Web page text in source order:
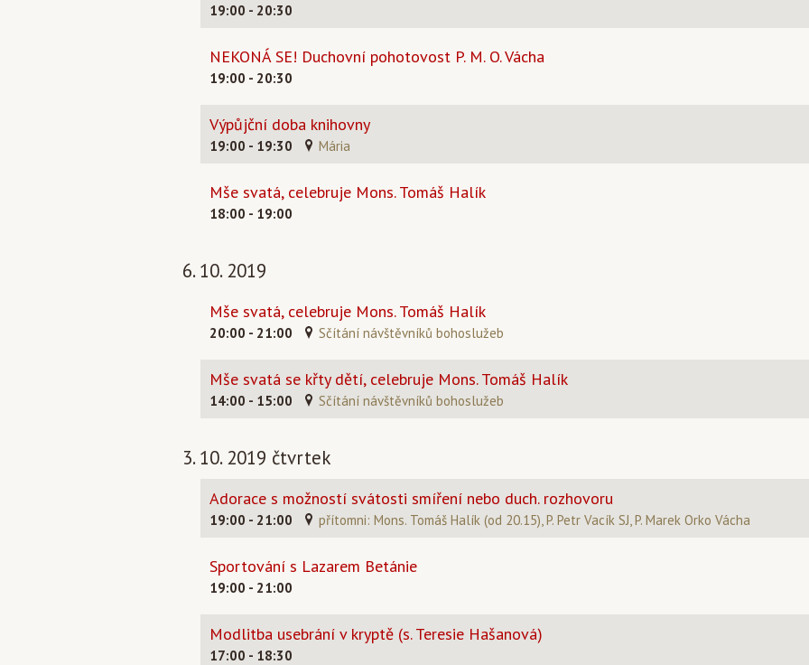
19:00 - 20:30
NEKONÁ SE! Duchovní pohotovost P. M. O. Vácha
19:00 - 20:30
Výpůjční doba knihovny
19:00 - 19:30 Mária
Mše svatá, celebruje Mons. Tomáš Halík
18:00 - 19:00
6. 10. 2019
Mše svatá, celebruje Mons. Tomáš Halík
20:00 - 21:00 Sčítání návštěvníků bohoslužeb
Mše svatá se křty dětí, celebruje Mons. Tomáš Halík
14:00 - 15:00 Sčítání návštěvníků bohoslužeb
3. 10. 2019 čtvrtek
Adorace s možností svátosti smíření nebo duch. rozhovoru
19:00 - 21:00 přítomni: Mons. Tomáš Halík (od 20.15), P. Petr Vacík SJ, P. Marek Orko Vácha
Sportování s Lazarem Betánie
19:00 - 21:00
Modlitba usebrání v kryptě (s. Teresie Hašanová)
17:00 - 18:30